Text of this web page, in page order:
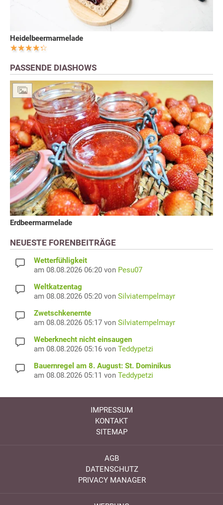
Heidelbeermarmelade
PASSENDE DIASHOWS
Erdbeermarmelade
NEUESTE FORENBEITRÄGE
Wetterfühligkeit
am 08.08.2026 06:20 von Pesu07
Weltkatzentag
am 08.08.2026 05:20 von Silviatempelmayr
Zwetschkenernte
am 08.08.2026 05:17 von Silviatempelmayr
Weberknecht nicht einsaugen
am 08.08.2026 05:16 von Teddypetzi
Bauernregel am 8. August: St. Dominikus
am 08.08.2026 05:11 von Teddypetzi
IMPRESSUM
KONTAKT
SITEMAP
AGB
DATENSCHUTZ
PRIVACY MANAGER